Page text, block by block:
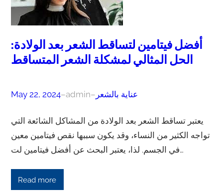
أفضل فيتامين لتساقط الشعر بعد الولادة:
الحل المثالي لمشكلة الشعر المتساقط
May 22, 2024–admin– عناية بالشعر
يعتبر تساقط الشعر بعد الولادة من المشاكل الشائعة التي
تواجه الكثير من النساء، وقد يكون سببها نقص فيتامين معين
في الجسم. لذا، يعتبر البحث عن أفضل فيتامين لت…
Read more